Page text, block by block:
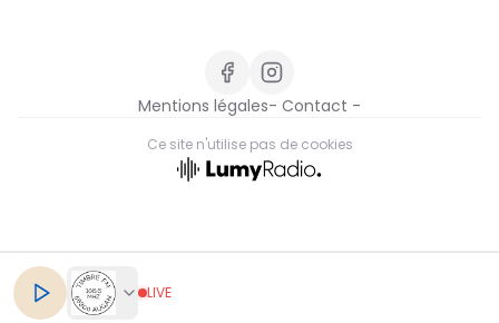
FR
Mentions légales- Contact -
Ce site n'utilise pas de cookies
LIVE